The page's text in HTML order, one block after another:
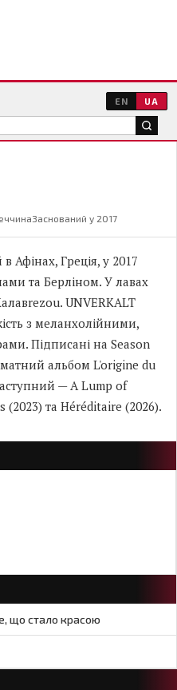
EN UA
Заснований у 2017
Афінах, Греція, у 2017
та Берліном. У лавах
UNVERKALT
з меланхолійними,
Підписані на Season
альбом L'origine du
— A Lump of
та Héréditaire (2026).
що стало красою